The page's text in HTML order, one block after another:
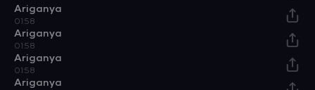
Ariganya
01:58
Ariganya
01:58
Ariganya
01:58
Ariganya